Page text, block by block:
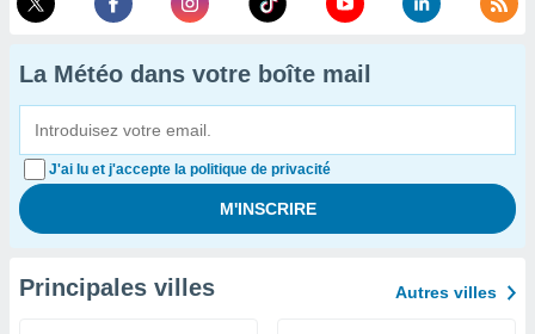
La Météo dans votre boîte mail
J'ai lu et j'accepte la politique de privacité
Principales villes Autres villes